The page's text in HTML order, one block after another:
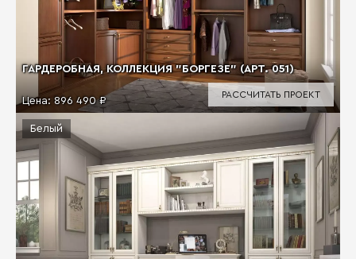
ГАРДЕРОБНАЯ, КОЛЛЕКЦИЯ "БОРГЕЗЕ" (АРТ. 051)
Цена: 896 490 ₽
РАССЧИТАТЬ ПРОЕКТ
Белый